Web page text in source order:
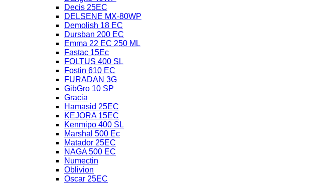
Decis 25EC
DELSENE MX-80WP
Demolish 18 EC
Dursban 200 EC
Emma 22 EC 250 ML
Fastac 15Ec
FOLTUS 400 SL
Fostin 610 EC
FURADAN 3G
GibGro 10 SP
Gracia
Hamasid 25EC
KEJORA 15EC
Kenmipo 400 SL
Marshal 500 Ec
Matador 25EC
NAGA 500 EC
Numectin
Oblivion
Oscar 25EC